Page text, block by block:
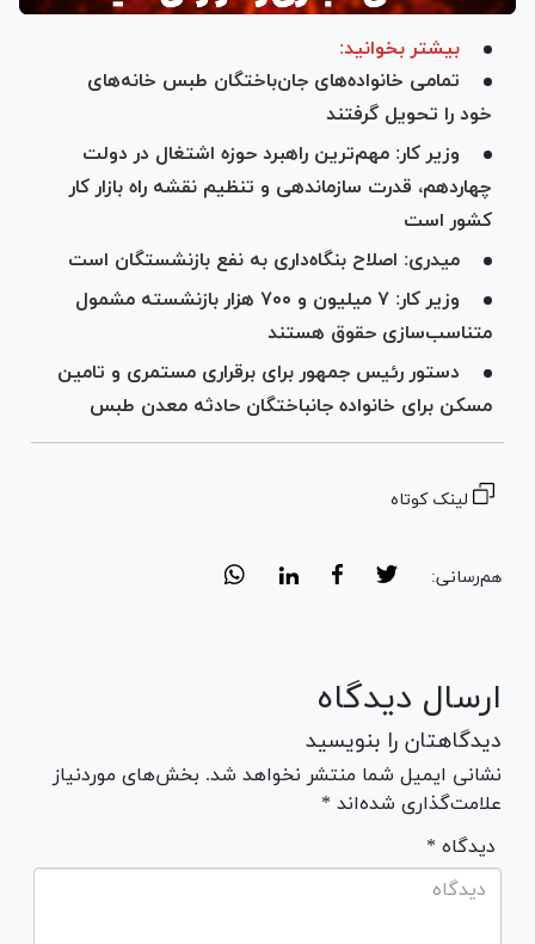
بیشتر بخوانید:
تمامی خانواده‌های جان‌باختگان طبس خانه‌های
خود را تحویل گرفتند
وزیر کار: مهم‌ترین راهبرد حوزه اشتغال در دولت
چهاردهم، قدرت سازماندهی و تنظیم نقشه راه بازار کار
کشور است
میدری: اصلاح بنگاه‌داری به نفع بازنشستگان است
وزیر کار: ۷ میلیون و ۷۰۰ هزار بازنشسته مشمول
متناسب‌سازی حقوق هستند
دستور رئیس جمهور برای برقراری مستمری و تامین
مسکن برای خانواده جانباختگان حادثه معدن طبس
لینک کوتاه
هم‌رسانی:
ارسال دیدگاه
دیدگاهتان را بنویسید
نشانی ایمیل شما منتشر نخواهد شد. بخش‌های موردنیاز
علامت‌گذاری شده‌اند *
* دیدگاه